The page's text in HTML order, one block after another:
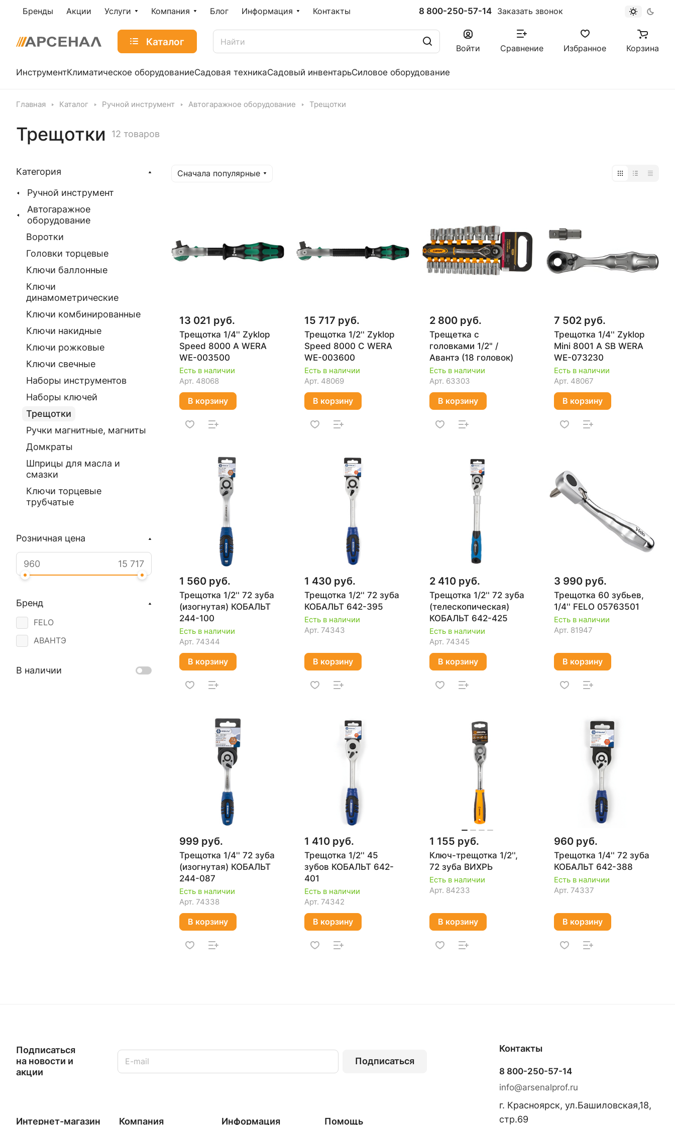
Бренды Акции Услуги Компания Блог Информация Контакты 8 800-250-57-14 Заказать звонок
Каталог
Войти Сравнение Избранное Корзина
ИнструментКлиматическое оборудованиеСадовая техникаСадовый инвентарьСиловое оборудование
Главная Каталог Ручной инструмент Автогаражное оборудование Трещотки
Трещотки 12 товаров
Сначала популярные
13 021 руб.
Трещотка 1/4'' Zyklop
Speed 8000 A WERA
WE-003500
Есть в наличии
Арт. 48068
В корзину
15 717 руб.
Трещотка 1/2'' Zyklop
Speed 8000 C WERA
WE-003600
Есть в наличии
Арт. 48069
В корзину
2 800 руб.
Трещетка с
головками 1/2" /
Авантэ (18 головок)
Есть в наличии
Арт. 63303
В корзину
7 502 руб.
Трещотка 1/4'' Zyklop
Mini 8001 A SB WERA
WE-073230
Есть в наличии
Арт. 48067
В корзину
1 560 руб.
Трещотка 1/2'' 72 зуба
(изогнутая) КОБАЛЬТ
244-100
Есть в наличии
Арт. 74344
В корзину
1 430 руб.
Трещотка 1/2'' 72 зуба
КОБАЛЬТ 642-395
Есть в наличии
Арт. 74343
В корзину
2 410 руб.
Трещотка 1/2'' 72 зуба
(телескопическая)
КОБАЛЬТ 642-425
Есть в наличии
Арт. 74345
В корзину
3 990 руб.
Трещотка 60 зубьев,
1/4'' FELO 05763501
Есть в наличии
Арт. 81947
В корзину
999 руб.
Трещотка 1/4'' 72 зуба
(изогнутая) КОБАЛЬТ
244-087
Есть в наличии
Арт. 74338
В корзину
1 410 руб.
Трещотка 1/2'' 45
зубов КОБАЛЬТ 642-
401
Есть в наличии
Арт. 74342
В корзину
1 155 руб.
Ключ-трещотка 1/2'',
72 зуба ВИХРЬ
Есть в наличии
Арт. 84233
В корзину
960 руб.
Трещотка 1/4'' 72 зуба
КОБАЛЬТ 642-388
Есть в наличии
Арт.74337
В корзину
Категория
Ручной инструмент
Автогаражное
оборудование
Воротки
Головки торцевые
Ключи баллонные
Ключи
динамометрические
Ключи комбинированные
Ключи накидные
Ключи рожковые
Ключи свечные
Наборы инструментов
Наборы ключей
Трещотки
Ручки магнитные, магниты
Домкраты
Шприцы для масла и
смазки
Ключи торцевые
трубчатые
Розничная цена
Бренд
FELO
АВАНТЭ
В наличии
Подписаться
на новости и
акции
Подписаться
Интернет-магазин Компания Информация Помощь
Контакты
8 800-250-57-14
info@arsenalprof.ru
г. Красноярск, ул.Башиловская,18,
стр.69